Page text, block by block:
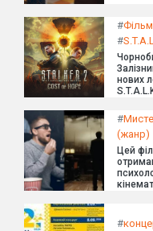
#Фільм
#
нових
#
(жанр)
Цей
#